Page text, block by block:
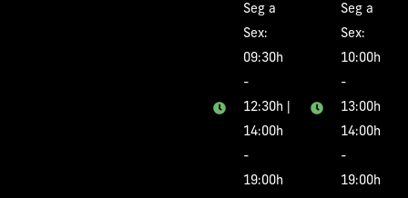
Seg a
Sex:
09:30h
-
12:30h |
14:00h
-
19:00h
Seg a
Sex:
10:00h
-
13:00h
14:00h
-
19:00h